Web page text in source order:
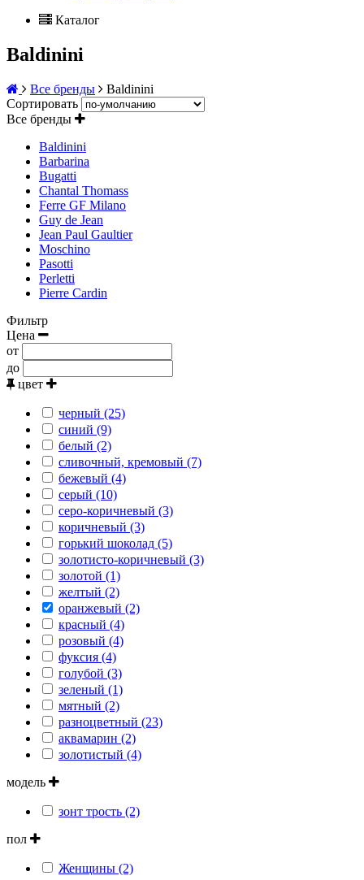
Каталог
Baldinini
Все бренды
Baldinini
Сортировать
Все бренды
Baldinini
Barbarina
Bugatti
Chantal Thomass
Ferre GF Milano
Guy de Jean
Jean Paul Gaultier
Moschino
Pasotti
Perletti
Pierre Cardin
Фильтр
Цена
от
до
цвет
черный (25)
синий (9)
белый (2)
сливочный, кремовый (7)
бежевый (4)
серый (10)
серо-коричневый (3)
коричневый (3)
горький шоколад (5)
золотисто-коричневый (3)
золотой (1)
желтый (2)
оранжевый (2)
красный (4)
розовый (4)
фуксия (4)
голубой (3)
зеленый (1)
мятный (2)
разноцветный (23)
аквамарин (2)
золотистый (4)
модель
зонт трость (2)
пол
Женщины (2)